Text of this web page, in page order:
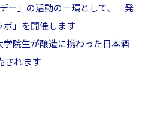
ー」の活動の一環として、「発
」を開催します
院生が醸造に携わった日本酒
されます